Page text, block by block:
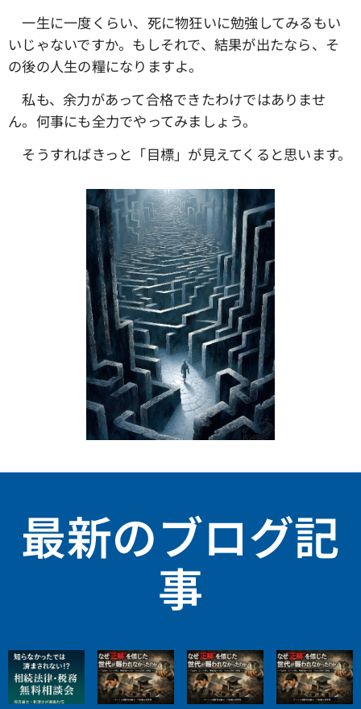
一生に一度くらい、死に物狂いに勉強してみるもい
いじゃないですか。もしそれで、結果が出たなら、そ
の後の人生の糧になりますよ。
私も、余力があって合格できたわけではありませ
ん。何事にも全力でやってみましょう。
そうすればきっと「目標」が見えてくると思います。
最新のブログ記
事